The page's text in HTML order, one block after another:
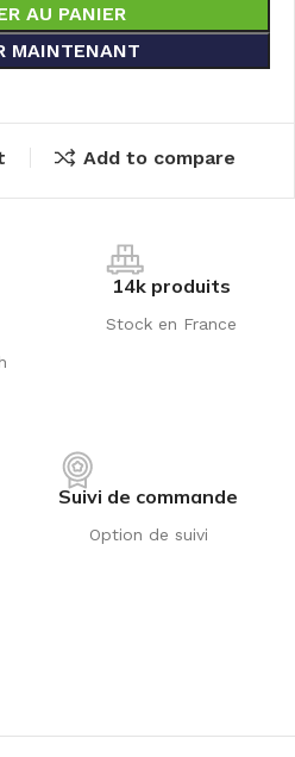
AU PANIER
MAINTENANT
Add to compare
14k produits
Stock en France
Suivi de commande
Option de suivi